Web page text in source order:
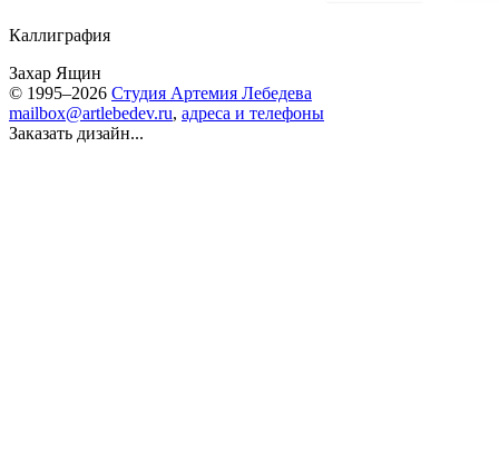
Каллиграфия
Захар Ящин
© 1995–2026 Студия Артемия Лебедева
mailbox@artlebedev.ru, адреса и телефоны
Заказать дизайн...